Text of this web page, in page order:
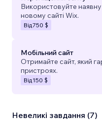
Використовуйте наявну
новому сайті Wix.
Від750 $
Мобільний сайт
Отримайте сайт, який
пристроях.
Від 150 $
Невеликі завдання (7)